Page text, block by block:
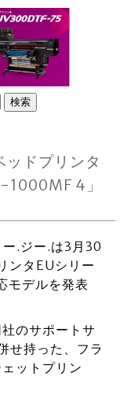
ドプリンタ
4」
ー.ジー.は3月30
ンタEUシリー
モデルを発表
のサポートサ
せ持った、フラ
ットプリン